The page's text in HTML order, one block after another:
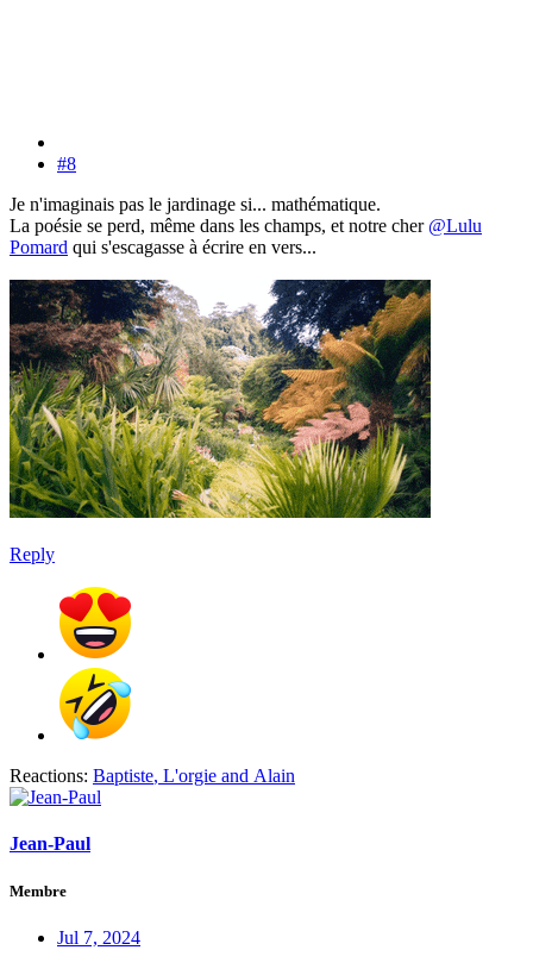
#8
Je n'imaginais pas le jardinage si... mathématique.
La poésie se perd, même dans les champs, et notre cher @Lulu
Pomard qui s'escagasse à écrire en vers...
Reply
Reactions: Baptiste, L'orgie and Alain
Jean-Paul
Membre
Jul 7, 2024